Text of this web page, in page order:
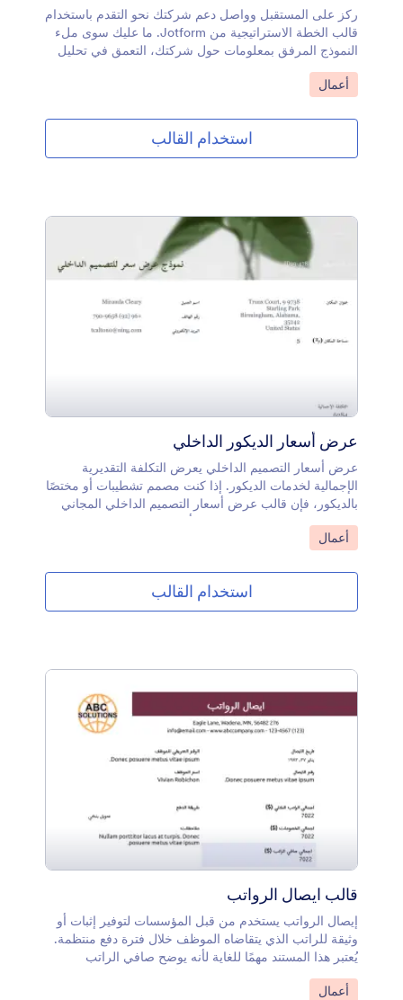
ركز على المستقبل وواصل دعم شركتك نحو التقدم باستخدام
قالب الخطة الاستراتيجية من Jotform. ما عليك سوى ملء
النموذج المرفق بمعلومات حول شركتك، التعمق في تحليل
بتحديد أهدافك الاستراتيجية، الإجراءات المطلوبة، والخطط
احترافية يمكنك تنزيلها أو طباعتها أو مشاركتها على
الفور.لست بحاجة إلى شهادة في التصميم لإنشاء خطة
استراتيجية احترافية. يمكنك تغيير الخطوط، تحديث الألوان،
قوية في شكل ملفات PDF أنيقة باستخدام قالب الخطة
الاستراتيجية. من خلال تعريف أهدافك والخطوات التي
ستتخذها لتحقيقها بوضوح، يمكنك الحفاظ على مسار شركتك
وتسريع نمو أعمالك.
انتقل إلى الفئة:
أعمال
استخدام القالب
عرض أسعار الديكور الداخلي
عرض أسعار التصميم الداخلي يعرض التكلفة التقديرية
الإجمالية لخدمات الديكور. إذا كنت مصمم تشطيبات أو مختصًا
بالديكور، فإن قالب عرض أسعار التصميم الداخلي المجاني
هذا سيقوم تلقائيًا بإنشاء عروض أسعار للعملاء المحتملين!
عند قيام العميل بملء نموذج عرض أسعار التصميم الداخلي
أنيقة تعرض التكلفة التقديرية الإجمالية. يمكنك بعد ذلك تنزيل
وطباعة هذه الملفات للاحتفاظ بها أو مشاركتها مع العملاء عبر
ميزة الرد الآلي.أنت محترف في التصميم، لذا استعرض
الحقول والعناصر حتى يبدو القالب بالشكل الذي تريده تمامًا.
بمجرد إدخال معلومات الاتصال بالعملاء واختيار الأثاث الذي
يرغبون فيه، سيقوم القالب بحساب التكلفة الإجمالية تلقائيًا
وتحويل هذه المعلومات إلى ملفات PDF رائعة يمكنك الوصول
إليها من أي جهاز.ارتقي بأعمال التصميم الداخلي الخاصة بك
إلى المستوى التالي ووفّر وقتًا يمكنك استثماره في الإبداع
انتقل إلى الفئة:
أعمال
استخدام القالب
قالب ايصال الرواتب
إيصال الرواتب يستخدم من قبل المؤسسات لتوفير إثبات أو
وثيقة للراتب الذي يتقاضاه الموظف خلال فترة دفع منتظمة.
يُعتبر هذا المستند مهمًا للغاية لأنه يوضح صافي الراتب
والمخصومات التي تم إجراؤها عليه.يُظهر نموذج إيصال
انتقل إلى الفئة:
أعمال